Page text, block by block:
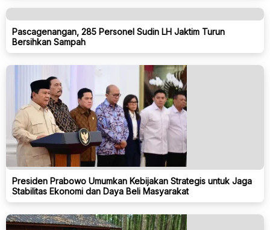
Pascagenangan, 285 Personel Sudin LH Jaktim Turun
Bersihkan Sampah
Presiden Prabowo Umumkan Kebijakan Strategis untuk Jaga
Stabilitas Ekonomi dan Daya Beli Masyarakat